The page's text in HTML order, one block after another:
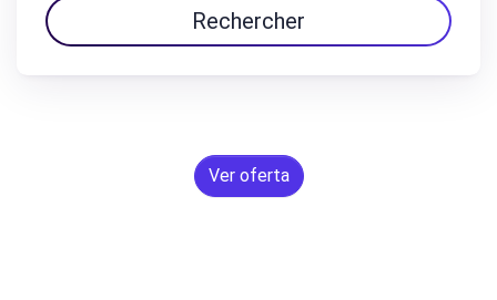
Rechercher
Ver oferta